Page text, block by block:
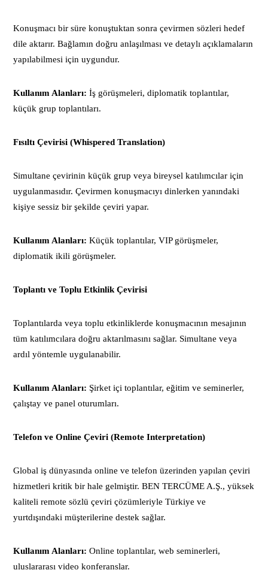
Konuşmacı bir süre konuştuktan sonra çevirmen sözleri hedef
dile aktarır. Bağlamın doğru anlaşılması ve detaylı açıklamaların
yapılabilmesi için uygundur.
Kullanım Alanları: İş görüşmeleri, diplomatik toplantılar,
küçük grup toplantıları.
Fısıltı Çevirisi (Whispered Translation)
Simultane çevirinin küçük grup veya bireysel katılımcılar için
uygulanmasıdır. Çevirmen konuşmacıyı dinlerken yanındaki
kişiye sessiz bir şekilde çeviri yapar.
Kullanım Alanları: Küçük toplantılar, VIP görüşmeler,
diplomatik ikili görüşmeler.
Toplantı ve Toplu Etkinlik Çevirisi
Toplantılarda veya toplu etkinliklerde konuşmacının mesajının
tüm katılımcılara doğru aktarılmasını sağlar. Simultane veya
ardıl yöntemle uygulanabilir.
Kullanım Alanları: Şirket içi toplantılar, eğitim ve seminerler,
çalıştay ve panel oturumları.
Telefon ve Online Çeviri (Remote Interpretation)
Global iş dünyasında online ve telefon üzerinden yapılan çeviri
hizmetleri kritik bir hale gelmiştir. BEN TERCÜME A.Ş., yüksek
kaliteli remote sözlü çeviri çözümleriyle Türkiye ve
yurtdışındaki müşterilerine destek sağlar.
Kullanım Alanları: Online toplantılar, web seminerleri,
uluslararası video konferanslar.